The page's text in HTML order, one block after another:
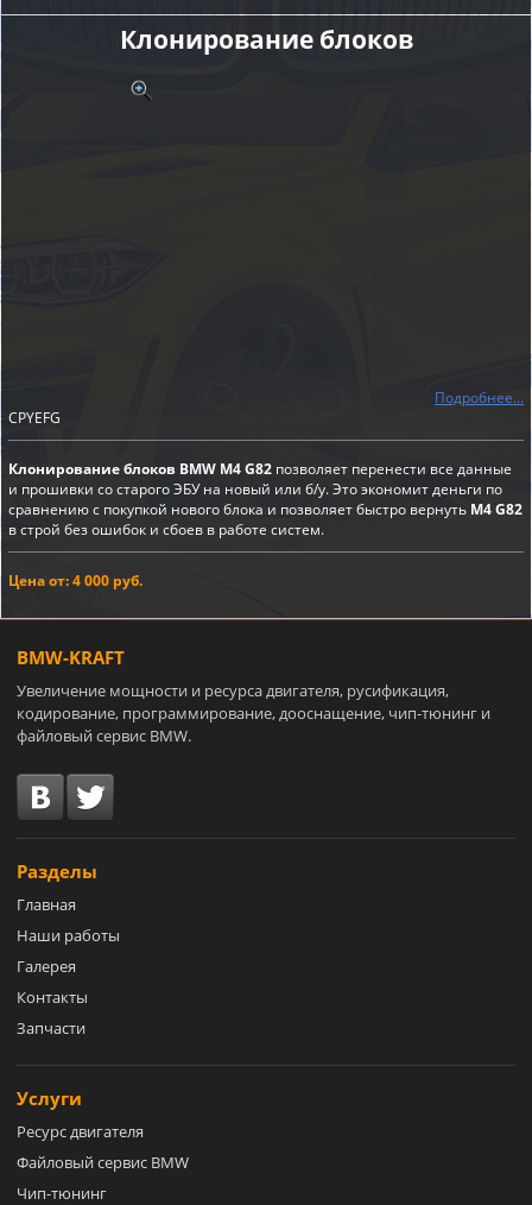
Клонирование блоков
Подробнее...
CPYEFG
Клонирование блоков BMW M4 G82 позволяет перенести все данные
и прошивки со старого ЭБУ на новый или б/у. Это экономит деньги по
сравнению с покупкой нового блока и позволяет быстро вернуть M4 G82
в строй без ошибок и сбоев в работе систем.
Цена от: 4 000 руб.
BMW-KRAFT
Увеличение мощности и ресурса двигателя, русификация,
кодирование, программирование, дооснащение, чип-тюнинг и
файловый сервис BMW.
Разделы
Главная
Наши работы
Галерея
Контакты
Запчасти
Услуги
Ресурс двигателя
Файловый сервис BMW
Чип-тюнинг